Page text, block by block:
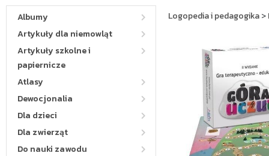
Albumy
Artykuły dla niemowląt
Artykuły szkolne i
papiernicze
Atlasy
Dewocjonalia
Dla dzieci
Dla zwierząt
Do nauki zawodu
Logopedia i pedagogika>